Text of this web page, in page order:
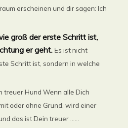
erscheinen und dir sagen: Ich
groß der erste Schritt ist,
er geht. Es ist nicht
Schritt ist, sondern in welche
treuer Hund Wenn alle Dich
oder ohne Grund, wird einer
das ist Dein treuer ......